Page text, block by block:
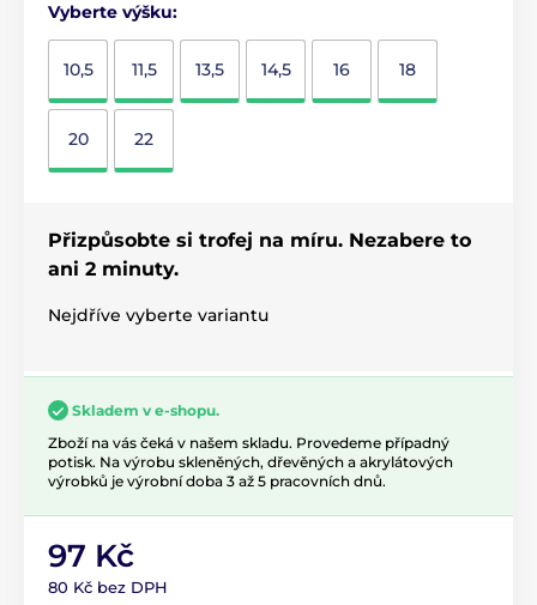
Vyberte výšku:
10,5 11,5 13,5 14,5 16 18
20 22
Přizpůsobte si trofej na míru. Nezabere to
ani 2 minuty.
Nejdříve vyberte variantu
Skladem v e-shopu.
Zboží na vás čeká v našem skladu. Provedeme případný
potisk. Na výrobu skleněných, dřevěných a akrylátových
výrobků je výrobní doba 3 až 5 pracovních dnů.
97 Kč
80 Kč bez DPH